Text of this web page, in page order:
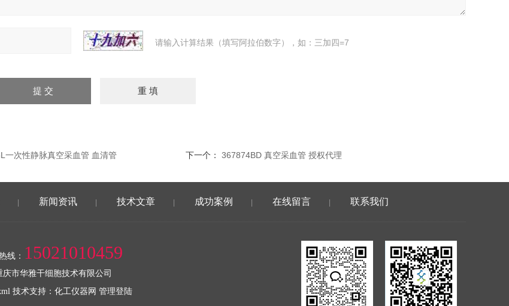
请输入计算结果（填写阿拉伯数字），如：三加四=7
一次性静脉真空采血管 血清管 下一个： 367874BD 真空采血管 授权代理
新闻资讯 技术文章 成功案例 在线留言 联系我们
线： 15021010459
市华雅干细胞技术有限公司
技术支持： 化工仪器网 管理登陆